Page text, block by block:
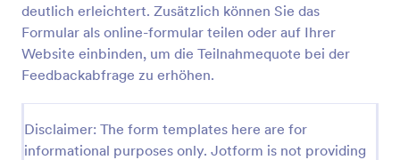
deutlich erleichtert. Zusätzlich können Sie das
Formular als online-formular teilen oder auf Ihrer
Website einbinden, um die Teilnahmequote bei der
Feedbackabfrage zu erhöhen.
Disclaimer: The form templates here are for
informational purposes only. Jotform is not providing
an der Veranstaltung empfehlen würden, bewerten
Sie die Vortragenden. Mit dem Formular können Sie
auch die Gesamtzufriedenheit Ihrer Teilnehmer mit
dem Veranstaltungsort und den Dienstleistungen
ermitteln, nach Kommentaren und Vorschlägen
Veranstaltungen einrichten. Die Vorlage ist
vollständig anpassbar. Sie können Felder per Drag &
Vorschau